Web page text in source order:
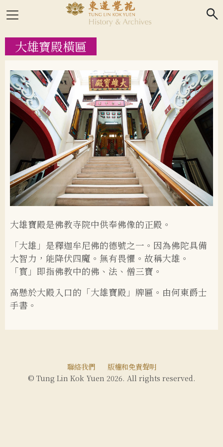
search
大雄寶殿橫匾
大雄寶殿是佛教寺院中供奉佛像的正殿。
「大雄」是釋迦牟尼佛的德號之一。因為佛陀具備
大智力，能降伏四魔。無有畏懼。故稱大雄。
「寳」即指佛教中的佛、法、僧三寶。
高懸於大殿入口的「大雄寶殿」牌匾。由何東爵士
手書。
聯絡我們
版權和免責聲明
© Tung Lin Kok Yuen 2026. All rights reserved.